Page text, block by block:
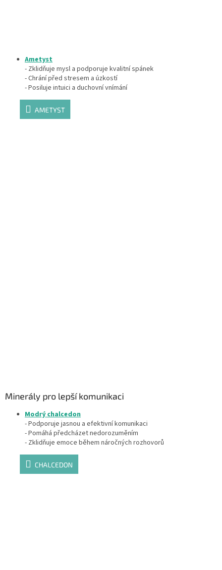
Ametyst
- Zklidňuje mysl a podporuje kvalitní spánek
- Chrání před stresem a úzkostí
- Posiluje intuici a duchovní vnímání
AMETYST
Minerály pro lepší komunikaci
Modrý chalcedon
- Podporuje jasnou a efektivní komunikaci
- Pomáhá předcházet nedorozuměním
- Zklidňuje emoce během náročných rozhovorů
CHALCEDON